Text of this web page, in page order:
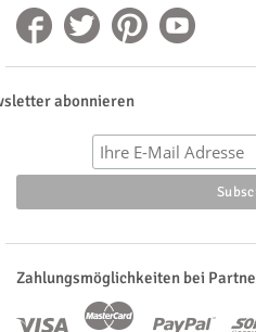
abonnieren
Zahlungsmöglichkeiten bei